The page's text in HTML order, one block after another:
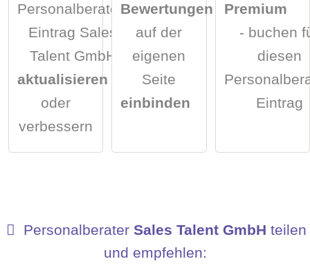
Personalberater-
Eintrag Sales
Talent GmbH
aktualisieren
oder
verbessern
Bewertungen
auf der
eigenen
Seite
einbinden
Premium
- buchen
diesen
Eintrag
PersonalberaterSales Talent GmbH teilen
und empfehlen: